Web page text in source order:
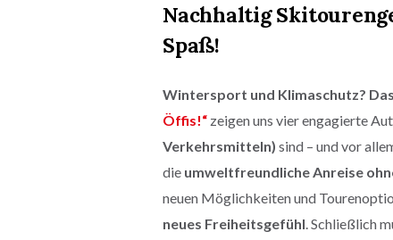
Nachhaltig
Spaß!
Wintersport und Klimaschutz?
Öffis!“zeigen uns vier engagierte
Verkehrsmitteln) sind – und vor
die umweltfreundliche Anreise
neuen Möglichkeiten und
neues Freiheitsgefühl . Schließlich